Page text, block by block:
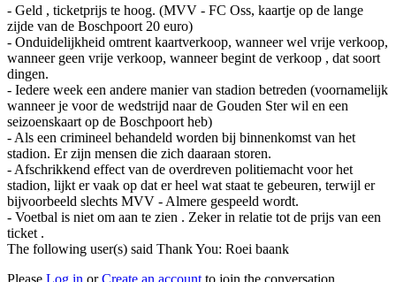
- Geld , ticketprijs te hoog. (MVV - FC Oss, kaartje op de lange
zijde van de Boschpoort 20 euro)
- Onduidelijkheid omtrent kaartverkoop, wanneer wel vrije verkoop,
wanneer geen vrije verkoop, wanneer begint de verkoop , dat soort
dingen.
- Iedere week een andere manier van stadion betreden (voornamelijk
wanneer je voor de wedstrijd naar de Gouden Ster wil en een
seizoenskaart op de Boschpoort heb)
- Als een crimineel behandeld worden bij binnenkomst van het
stadion. Er zijn mensen die zich daaraan storen.
- Afschrikkend effect van de overdreven politiemacht voor het
stadion, lijkt er vaak op dat er heel wat staat te gebeuren, terwijl er
bijvoorbeeld slechts MVV - Almere gespeeld wordt.
- Voetbal is niet om aan te zien . Zeker in relatie tot de prijs van een
ticket .
The following user(s) said Thank You: Roei baank